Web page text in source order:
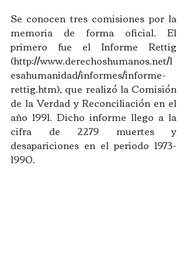
Se conocen tres comisiones por la
memoria de forma oficial. El
primero fue el Informe Rettig
(http://www.derechoshumanos.net/l
esahumanidad/informes/informe-
rettig.htm), que realizó la Comisión
de la Verdad y Reconciliación en el
año 1991. Dicho informe llego a la
cifra de 2279 muertes y
desapariciones en el periodo 1973-
1990.